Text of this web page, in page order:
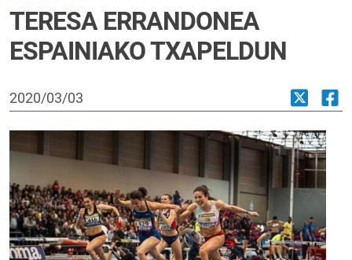
TERESA ERRANDONEA
ESPAINIAKO TXAPELDUN
2020/03/03